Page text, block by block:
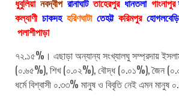
ধুবুলিয়া নবদ্বীপ রানাঘাট তাহেরপুর ধানতলা গাংনাপুর
কল্যাণী চাকদহ হরিণঘাটা তেহট্ট করিমপুর
পলাশীপাড়া
৭২.১৫%। এছাড়া অন্যান্য সংখ্যালঘু সম্প্রদায়
(০.৬৫%), শিখ (০.০২%), বৌদ্ধ (০.০১%), জৈন
ধর্মে বিশ্বাসী ০.৩৩% মানুষ ও বিবৃতি নেই এমন মানুষ